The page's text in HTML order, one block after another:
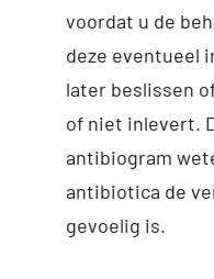
voordat u de
deze eventueel
later beslissen
of niet inlevert.
antibiogram
antibiotica de
gevoelig is.